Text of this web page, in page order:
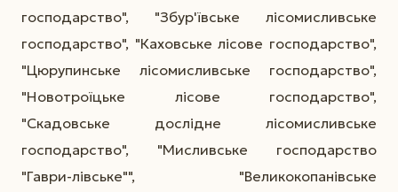
господарство", "Збур'ївське лісомисливське
господарство", "Каховське лісове господарство",
"Цюрупинське лісомисливське господарство",
"Новотроїцьке лісове господарство",
"Скадовське дослідне лісомисливське
господарство", "Мисливське господарство
"Гаври-лівське"", "Великокопанівське